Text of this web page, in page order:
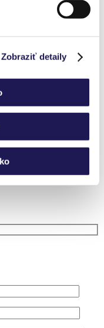
Zobraziť detaily
Kladno
Jihlava